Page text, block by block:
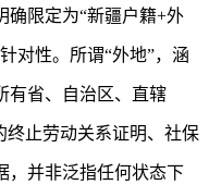
确限定为“新疆户籍+外
对性。所谓“外地”，涵
有省、自治区、直辖
终止劳动关系证明、社保
，并非泛指任何状态下